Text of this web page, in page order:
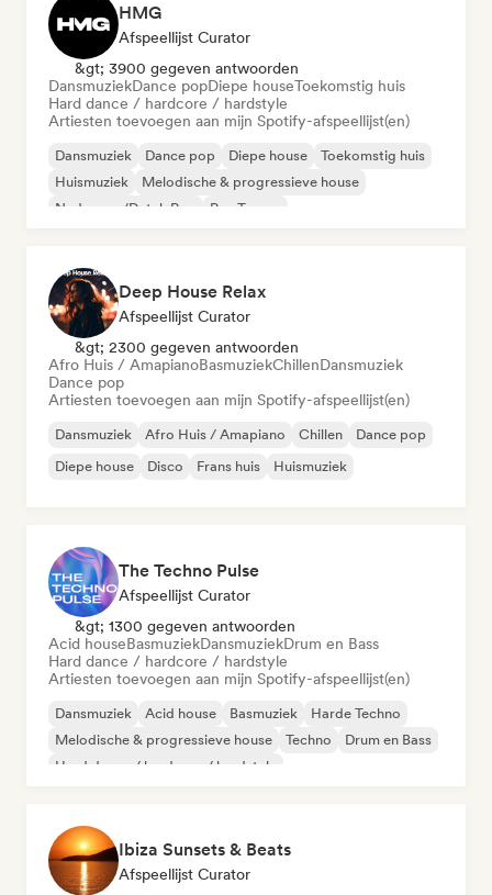
HMG
Afspeellijst Curator
&gt; 3900 gegeven antwoorden
DansmuziekDance popDiepe houseToekomstig huis
Hard dance / hardcore / hardstyle
Artiesten toevoegen aan mijn Spotify-afspeellijst(en)
Dansmuziek Dance pop Diepe house
Toekomstig huis
Huismuziek
Melodische & progressieve house
Nederpop/Dutch Pop
Psy-Trance
Deep House Relax
Afspeellijst Curator
&gt; 2300 gegeven antwoorden
Afro Huis / AmapianoBasmuziekChillenDansmuziek
Dance pop
Artiesten toevoegen aan mijn Spotify-afspeellijst(en)
Dansmuziek Afro Huis / Amapiano Chillen
Dance pop
Diepe house
Disco Frans huis Huismuziek
The Techno Pulse
Afspeellijst Curator
&gt; 1300 gegeven antwoorden
Acid houseBasmuziekDansmuziekDrum en Bass
Hard dance / hardcore / hardstyle
Artiesten toevoegen aan mijn Spotify-afspeellijst(en)
Dansmuziek Acid house Basmuziek
Harde Techno
Melodische & progressieve house
Techno
Drum en Bass
Hard dance / hardcore / hardstyle
Ibiza Sunsets & Beats
Afspeellijst Curator